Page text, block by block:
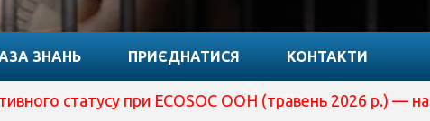
ЗНАНЬ ПРИЄДНАТИСЯ КОНТАКТИ
статусу при ECOSOC ООН (травень 2026 р.) —